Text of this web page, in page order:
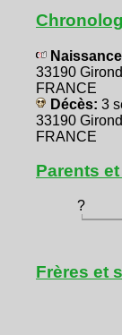
33190
FRANCE
Décès: 3
33190
FRANCE
Parents
?
Frères et